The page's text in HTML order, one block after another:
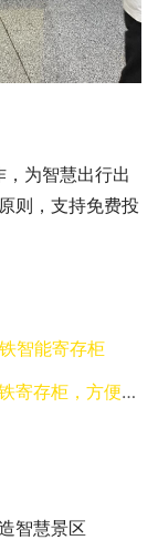
为智慧出行出
则，支持免费投
智能寄存柜
游客存放衣物包包
智慧景区